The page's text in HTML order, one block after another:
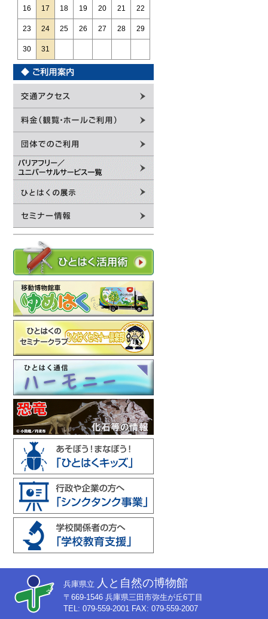
16 17 18 19 20 21 22
23 24 25 26 27 28 29
30 31
兵庫県立 人と自然の博物館
〒669-1546 兵庫県三田市弥生が丘6丁目
TEL: 079-559-2001 FAX: 079-559-2007